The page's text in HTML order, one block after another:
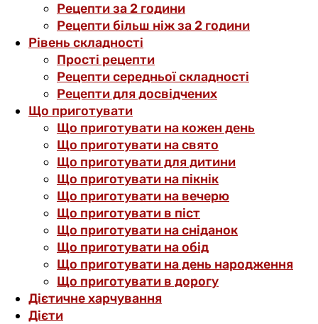
Рецепти за 2 години
Рецепти більш ніж за 2 години
Рівень складності
Прості рецепти
Рецепти середньої складності
Рецепти для досвідчених
Що приготувати
Що приготувати на кожен день
Що приготувати на свято
Що приготувати для дитини
Що приготувати на пікнік
Що приготувати на вечерю
Що приготувати в піст
Що приготувати на сніданок
Що приготувати на обід
Що приготувати на день народження
Що приготувати в дорогу
Дієтичне харчування
Дієти